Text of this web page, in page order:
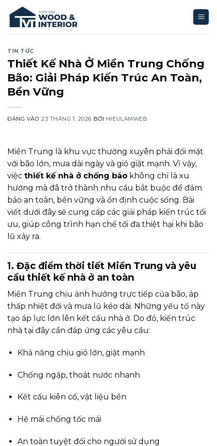
qua
nội
TIN TỨC
Thiết Kế Nhà Ở Miền Trung Chống
Bão: Giải Pháp Kiến Trúc An Toàn,
Bền Vững
ĐĂNG VÀO23 THÁNG 1, 2026 BỞI HIEULAMWEB
Miền Trung là khu vực thường xuyên phải đối mặt
với bão lớn, mưa dài ngày và gió giật mạnh. Vì vậy,
việc thiết kế nhà ở chống bão không chỉ là xu
hướng mà đã trở thành nhu cầu bắt buộc để đảm
bảo an toàn, bền vững và ổn định cuộc sống. Bài
viết dưới đây sẽ cung cấp các giải pháp kiến trúc tối
ưu, giúp công trình hạn chế tối đa thiệt hại khi bão
lũ xảy ra.
1. Đặc điểm thời tiết Miền Trung và yêu
cầu thiết kế nhà ở an toàn
Miền Trung chịu ảnh hưởng trực tiếp của bão, áp
thấp nhiệt đới và mưa lũ kéo dài. Những yếu tố này
tạo áp lực lớn lên kết cấu nhà ở. Do đó, kiến trúc
nhà tại đây cần đáp ứng các yêu cầu:
Khả năng chịu gió lớn, giật mạnh
Chống ngập, thoát nước nhanh
Kết cấu kiên cố, vật liệu bền
Hệ mái chống tốc mái
An toàn tuyệt đối cho người sử dụng